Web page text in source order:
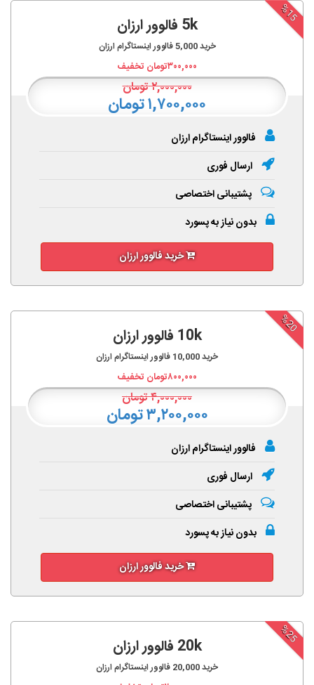
%15
5k فالوور ارزان
خرید5,000فالوور اینستاگرام ارزان
۳۰۰,۰۰۰تومان تخفیف
۲,۰۰۰,۰۰۰تومان
۱,۷۰۰,۰۰۰ تومان
فالوور اینستاگرام ارزان
ارسال فوری
پشتیبانی اختصاصی
بدون نیاز به پسورد
خرید فالوور ارزان
%20
10k فالوور ارزان
خرید10,000 فالوور اینستاگرام ارزان
۸۰۰,۰۰۰تومان تخفیف
۴,۰۰۰,۰۰۰تومان
۳,۲۰۰,۰۰۰ تومان
فالوور اینستاگرام ارزان
ارسال فوری
پشتیبانی اختصاصی
بدون نیاز به پسورد
خرید فالوور ارزان
%25
20k فالوور ارزان
خرید20,000 فالوور اینستاگرام ارزان